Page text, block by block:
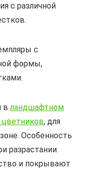
с различной
с
формы,
в ландшафтном
цветников, для
Особенность
разрастании
и покрывают